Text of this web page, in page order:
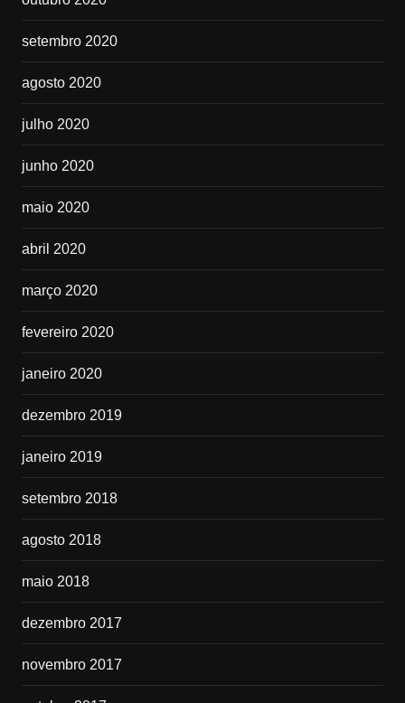
setembro 2020
agosto 2020
julho 2020
junho 2020
maio 2020
abril 2020
março 2020
fevereiro 2020
janeiro 2020
dezembro 2019
janeiro 2019
setembro 2018
agosto 2018
maio 2018
dezembro 2017
novembro 2017